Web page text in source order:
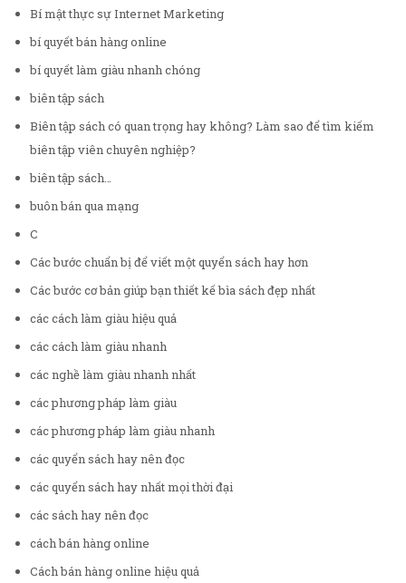
Bí mật thực sự Internet Marketing
bí quyết bán hàng online
bí quyết làm giàu nhanh chóng
biên tập sách
Biên tập sách có quan trọng hay không? Làm sao để tìm kiếm
biên tập viên chuyên nghiệp?
biên tập sách…
buôn bán qua mạng
C
Các bước chuẩn bị để viết một quyển sách hay hơn
Các bước cơ bản giúp bạn thiết kế bìa sách đẹp nhất
các cách làm giàu hiệu quả
các cách làm giàu nhanh
các nghề làm giàu nhanh nhất
các phương pháp làm giàu
các phương pháp làm giàu nhanh
các quyển sách hay nên đọc
các quyển sách hay nhất mọi thời đại
các sách hay nên đọc
cách bán hàng online
Cách bán hàng online hiệu quả